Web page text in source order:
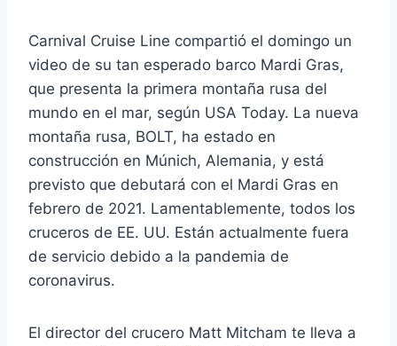
Carnival Cruise Line compartió el domingo un
video de su tan esperado barco Mardi Gras,
que presenta la primera montaña rusa del
mundo en el mar, según USA Today. La nueva
montaña rusa, BOLT, ha estado en
construcción en Múnich, Alemania, y está
previsto que debutará con el Mardi Gras en
febrero de 2021. Lamentablemente, todos los
cruceros de EE. UU. Están actualmente fuera
de servicio debido a la pandemia de
coronavirus.
El director del crucero Matt Mitcham te lleva a